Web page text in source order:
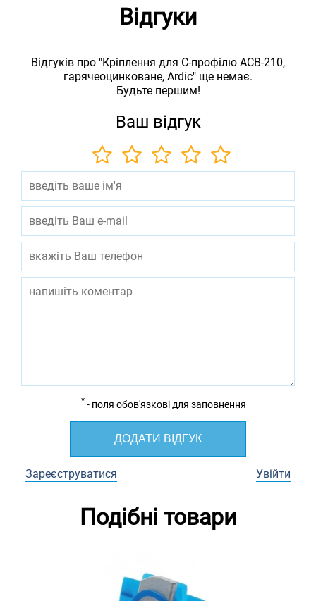
Відгуки
Відгуків про "Кріплення для С-профілю ACB-210,
гарячеоцинковане, Ardic" ще немає.
Будьте першим!
Ваш відгук
* - поля обов'язкові для заповнення
ДОДАТИ ВІДГУК
Зареєструватися Увійти
Подібні товари